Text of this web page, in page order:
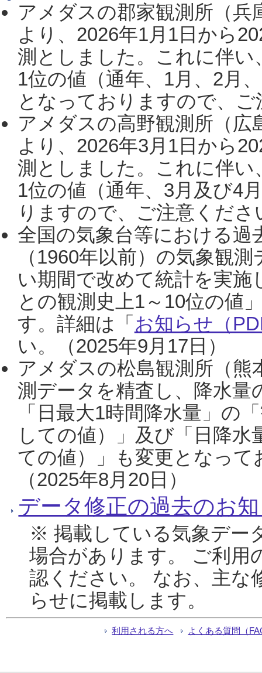
アメダスの郡家観測所（
より、2026年1月1日から
測としました。これに伴い
1位の値（通年、1月、2月
となっておりますので、
アメダスの高野観測所（
より、2026年3月1日から
測としました。これに伴い
1位の値（通年、3月及び4
りますので、ご注意くだ
全国の気象台等における過
（1960年以前）の気象観
い期間で改めて統計を実
との観測史上1～10位の値
す。詳細は「 お知らせ（
い。（2025年9月17日）
アメダスの松島観測所（熊
測データを精査し、降水
「日最大1時間降水量」の
しての値）」及び「日降
ての値）」も変更となっ
（2025年8月20日）
データ修正の過去のお
※ 掲載している気象デー
場合があります。 ご利用
認ください。 なお、主な
らせに掲載します。
利用される方へ よくある質問（